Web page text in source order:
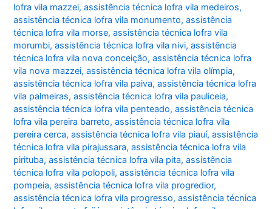
lofra vila mazzei,assistência técnica lofra vila medeiros,
assistência técnica lofra vila monumento,assistência
técnica lofra vila morse,assistência técnica lofra vila
morumbi,assistência técnica lofra vila nivi,assistência
técnica lofra vila nova conceição,assistência técnica lofra
vila nova mazzei,assistência técnica lofra vila olímpia,
assistência técnica lofra vila paiva,assistência técnica lofra
vila palmeiras,assistência técnica lofra vila pauliceia,
assistência técnica lofra vila penteado,assistência técnica
lofra vila pereira barreto,assistência técnica lofra vila
pereira cerca,assistência técnica lofra vila piauí,assistência
técnica lofra vila pirajussara,assistência técnica lofra vila
pirituba,assistência técnica lofra vila pita,assistência
técnica lofra vila polopoli,assistência técnica lofra vila
pompeia,assistência técnica lofra vila progredior,
assistência técnica lofra vila progresso,assistência técnica